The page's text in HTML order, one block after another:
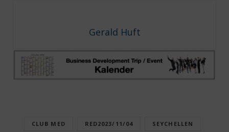
Gerald Huft
CLUB MED RED2023/11/04 SEYCHELLEN